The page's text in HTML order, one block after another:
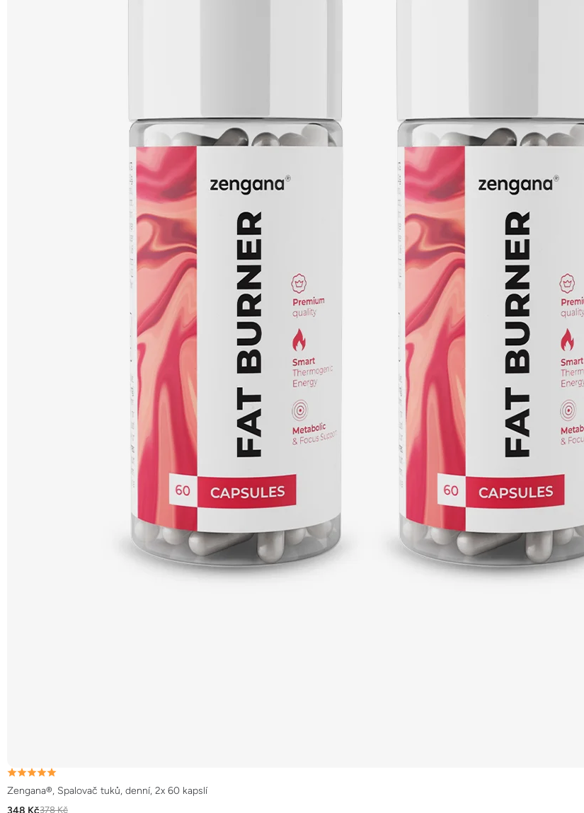
Zengana®, Spalovač tuků, denní, 2x 60 kapslí
348 Kč378 Kč